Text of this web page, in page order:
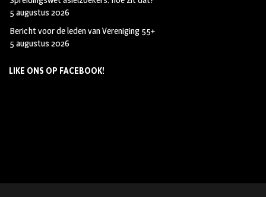
5 augustus 2026
Bericht voor de leden van Vereniging 55+
5 augustus 2026
LIKE ONS OP FACEBOOK!